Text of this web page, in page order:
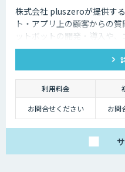
株式会社 pluszeroが提供す
ト・アプリ上の顧客からの
ットボットの開発・導入や
問回答をサポートするチャ
利用料金
お問合せください
お問